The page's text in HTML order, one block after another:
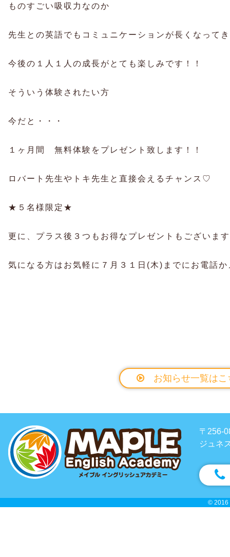
ものすごい吸収力なのか
先生との英語でもコミュニケーションが長くなって
今後の１人１人の成長がとても楽しみです！！
そういう体験されたい方
今だと・・・
１ヶ月間 無料体験をプレゼント致します！！
ロバート先生やトキ先生と直接会えるチャンス♡
★５名様限定★
更に、プラス後３つもお得なプレゼントもございま
気になる方はお気軽に７月３１日(木)までにお電話
お知らせ一覧はこ
〒256-
ジュネ
© 2016